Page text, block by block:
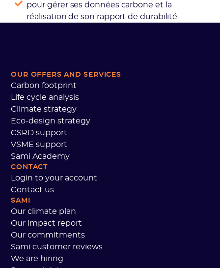
pour gérer ses données carbone et la
réalisation de son rapport de durabilité
OUR OFFERS AND SERVICES
Carbon footprint
Life cycle analysis
Climate strategy
Eco-design strategy
CSRD support
VSME support
Sami Academy
CONTACT
Login to your account
Contact us
SAMI
Our climate plan
Our impact report
Our commitments
Sami customer reviews
We are hiring